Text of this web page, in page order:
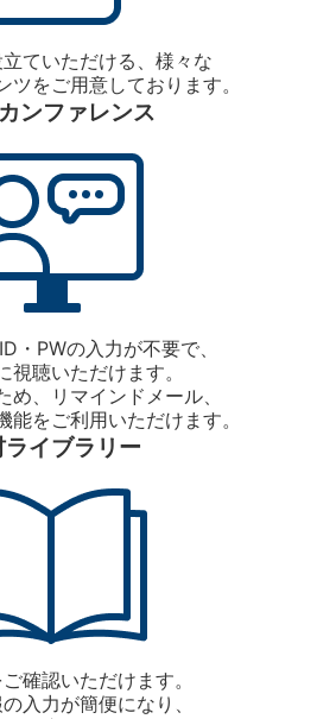
ていただける、様々な
ツをご用意しております。
ンファレンス
・PWの入力が不要で、
視聴いただけます。
め、リマインドメール、
能をご利用いただけます。
ライブラリー
確認いただけます。
入力が簡便になり、